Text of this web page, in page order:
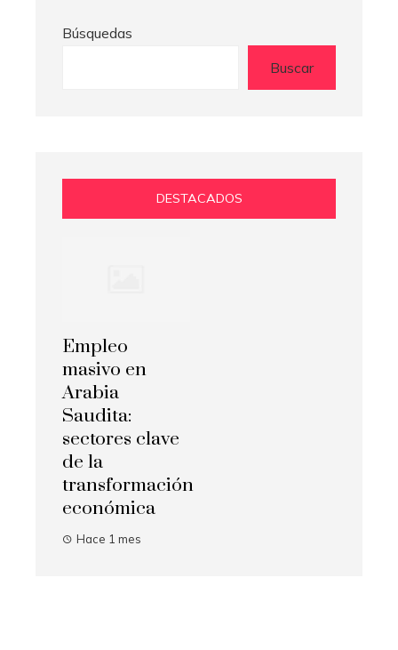
Búsquedas
Buscar
DESTACADOS
Empleo
masivo en
Arabia
Saudita:
sectores clave
de la
transformación
económica
Hace 1 mes